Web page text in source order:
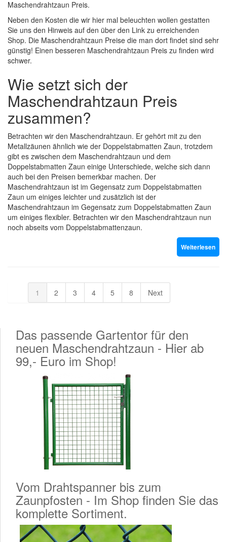
Maschendrahtzaun Preis.
Neben den Kosten die wir hier mal beleuchten wollen gestatten
Sie uns den Hinweis auf den über den Link zu erreichenden
Shop. Die Maschendrahtzaun Preise die man dort findet sind sehr
günstig! Einen besseren Maschendrahtzaun Preis zu finden wird
schwer.
Wie setzt sich der
Maschendrahtzaun Preis
zusammen?
Betrachten wir den Maschendrahtzaun. Er gehört mit zu den
Metallzäunen ähnlich wie der Doppelstabmatten Zaun, trotzdem
gibt es zwischen dem Maschendrahtzaun und dem
Doppelstabmatten Zaun einige Unterschiede, welche sich dann
auch bei den Preisen bemerkbar machen. Der
Maschendrahtzaun ist im Gegensatz zum Doppelstabmatten
Zaun um einiges leichter und zusätzlich ist der
Maschendrahtzaun im Gegensatz zum Doppelstabmatten Zaun
um einiges flexibler. Betrachten wir den Maschendrahtzaun nun
noch abseits vom Doppelstabmattenzaun.
Weiterlesen
1 2 3 4 5 8 Next
Das passende Gartentor für den
neuen Maschendrahtzaun - Hier ab
99,- Euro im Shop!
Vom Drahtspanner bis zum
Zaunpfosten - Im Shop finden Sie das
komplette Sortiment.